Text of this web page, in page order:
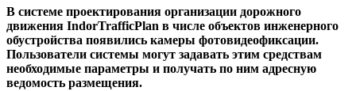
В системе проектирования организации дорожного
движения IndorTrafficPlan в числе объектов инженерного
обустройства появились камеры фотовидеофиксации.
Пользователи системы могут задавать этим средствам
необходимые параметры и получать по ним адресную
ведомость размещения.